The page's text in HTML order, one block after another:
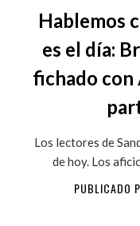
Hablemos
es el día:
fichado con
Los lectores de
de hoy. Los
PUBLICADO